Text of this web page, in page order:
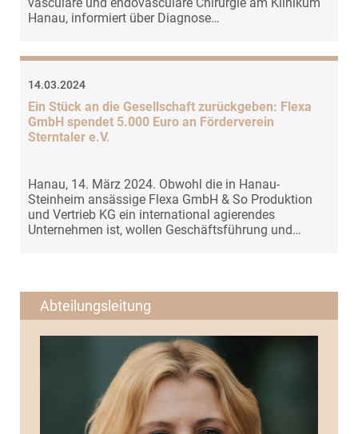
Hanau, informiert über Diagnose…
14.03.2024
Ein Stück an die Gesellschaft zurückgeben: Flexa
GmbH spendet 5.000 Euro an Förderverein
Sterntaler e.V.
Hanau, 14. März 2024. Obwohl die in Hanau-
Steinheim ansässige Flexa GmbH & So Produktion
und Vertrieb KG ein international agierendes
Unternehmen ist, wollen Geschäftsführung und…
Abteilungsleitung
EXTERNE MEDIEN
Plattformen anzeigen zu können, werden von
diesen externen Medien Cookies gesetzt.
YouTube